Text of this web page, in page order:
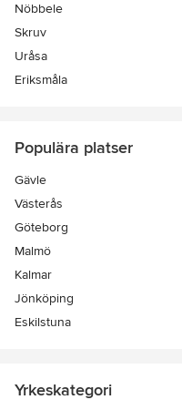
Nöbbele
Skruv
Uråsa
Eriksmåla
Populära platser
Gävle
Västerås
Göteborg
Malmö
Kalmar
Jönköping
Eskilstuna
Yrkeskategori